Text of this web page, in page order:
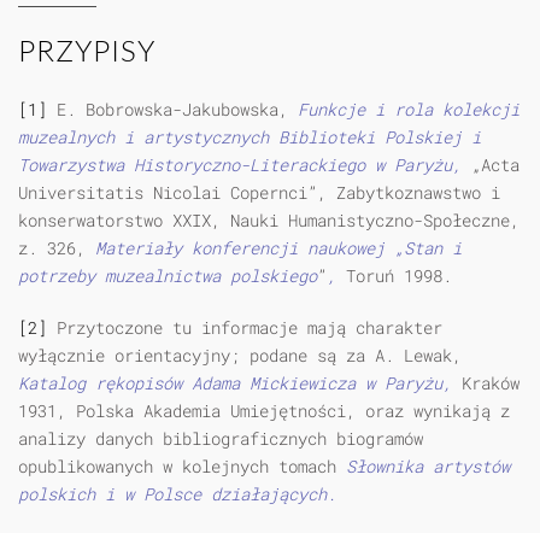
PRZYPISY
[1] E. Bobrowska-Jakubowska, Funkcje i rola kolekcji
muzealnych i artystycznych Biblioteki Polskiej i
Towarzystwa Historyczno-Literackiego w Paryżu,
„Acta
Universitatis Nicolai Copernci”, Zabytkoznawstwo i
konserwatorstwo XXIX, Nauki Humanistyczno-Społeczne,
z. 326, Materiały konferencji naukowej „Stan i
potrzeby muzealnictwa polskiego” , Toruń 1998.
[2] Przytoczone tu informacje mają charakter
wyłącznie orientacyjny; podane są za A. Lewak,
Katalog rękopisów Adama Mickiewicza w Paryżu, Kraków
1931, Polska Akademia Umiejętności, oraz wynikają z
analizy danych bibliograficznych biogramów
opublikowanych w kolejnych tomach Słownika artystów
polskich i w Polsce działających.